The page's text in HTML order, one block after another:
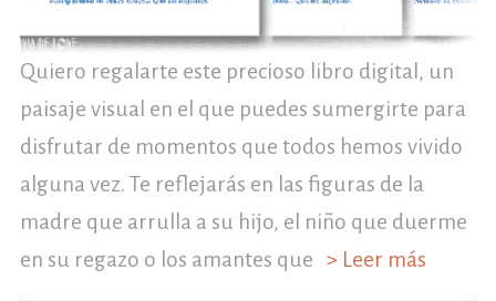
Quiero regalarte este precioso libro digital, un
paisaje visual en el que puedes sumergirte para
disfrutar de momentos que todos hemos vivido
alguna vez. Te reflejarás en las figuras de la
madre que arrulla a su hijo, el niño que duerme
en su regazo o los amantes que
> Leer más